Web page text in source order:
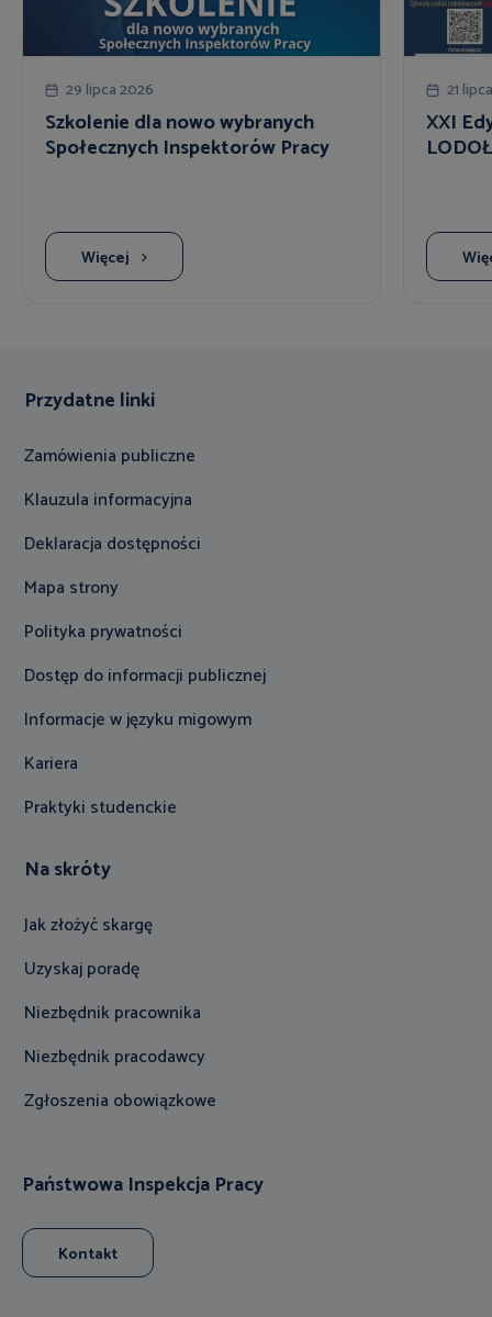
29 lipca 2026
Szkolenie dla nowo wybranych
Społecznych Inspektorów Pracy
Więcej
21
XXI
Przydatne linki
Zamówienia publiczne
Klauzula informacyjna
Deklaracja dostępności
Mapa strony
Polityka prywatności
Dostęp do informacji publicznej
Informacje w języku migowym
Kariera
Praktyki studenckie
Na skróty
Jak złożyć skargę
Uzyskaj poradę
Niezbędnik pracownika
Niezbędnik pracodawcy
Zgłoszenia obowiązkowe
Państwowa Inspekcja Pracy
Kontakt